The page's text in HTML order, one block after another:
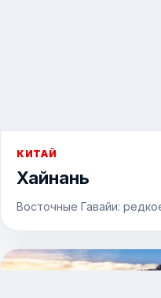
КИТАЙ
Хайнань
Восточные Гавайи: